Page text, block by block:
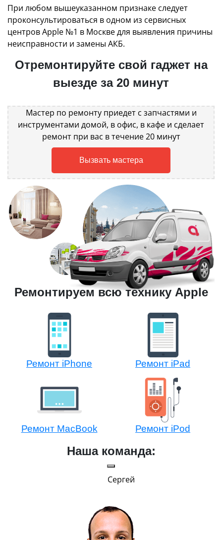
При любом вышеуказанном признаке следует
проконсультироваться в одном из сервисных
центров Apple №1 в Москве для выявления причины
неисправности и замены АКБ.
Отремонтируйте свой гаджет на
выезде за 20 минут
Мастер по ремонту приедет с запчастями и
инструментами домой, в офис, в кафе и сделает
ремонт при вас в течение 20 минут
Вызвать мастера
Ремонтируем всю технику Apple
Ремонт iPhone Ремонт iPad
Ремонт MacBook Ремонт iPod
Наша команда:
Сергей